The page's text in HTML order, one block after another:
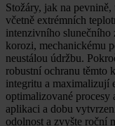
Stožáry, jak na
včetně extrémních
intenzivního
korozi, mechanickému
neustálou údržbu.
robustní ochranu těmto
integritu a maximalizují
optimalizované procesy
aplikaci a dobu
odolnost a zvyšte roční